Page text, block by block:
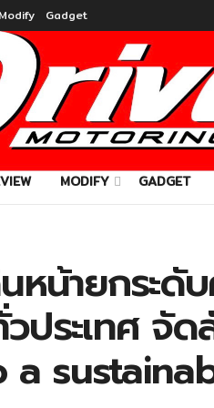
Modify Gadget
MODIFY GADGET
หน้ายกระ
ประเทศ จั
a